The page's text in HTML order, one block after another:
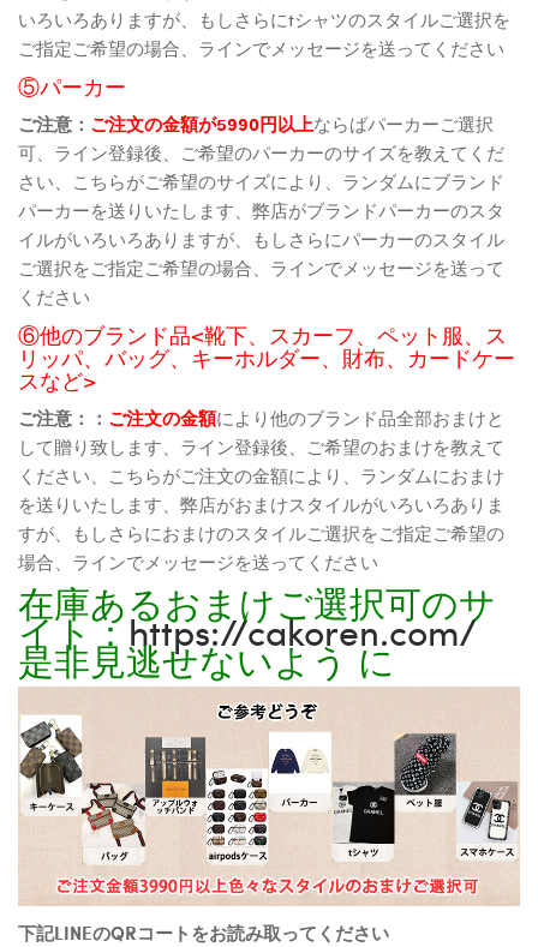
いろいろありますが、もしさらにtシャツのスタイルご選択を
ご指定ご希望の場合、ラインでメッセージを送ってください
⑤パーカー
ご注意： ご注文の金額が5990円以上ならばパーカーご選択
可、ライン登録後、ご希望のパーカーのサイズを教えてくだ
さい、こちらがご希望のサイズにより、ランダムにブランド
パーカーを送りいたします、弊店がブランドパーカーのスタ
イルがいろいろありますが、もしさらにパーカーのスタイル
ご選択をご指定ご希望の場合、ラインでメッセージを送って
ください
⑥他のブランド品<靴下、スカーフ、ペット服、ス
リッパ、バッグ、キーホルダー、財布、カードケー
スなど>
ご注意：： ご注文の金額により他のブランド品全部おまけと
して贈り致します、ライン登録後、ご希望のおまけを教えて
ください、こちらがご注文の金額により、ランダムにおまけ
を送りいたします、弊店がおまけスタイルがいろいろありま
すが、もしさらにおまけのスタイルご選択をご指定ご希望の
場合、ラインでメッセージを送ってください
在庫あるおまけご選択可のサ
イト：https://cakoren.com/
是非見逃せないよう に
下記LINEのQRコートをお読み取ってください